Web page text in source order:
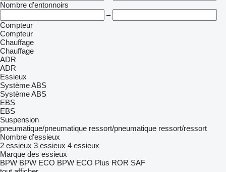
Nombre d'entonnoirs
–
Compteur
Compteur
Chauffage
Chauffage
ADR
ADR
Essieux
Système ABS
Système ABS
EBS
EBS
Suspension
pneumatique/pneumatique ressort/pneumatique ressort/ressort
Nombre d'essieux
2 essieux 3 essieux 4 essieux
Marque des essieux
BPW BPW ECO BPW ECO Plus ROR SAF